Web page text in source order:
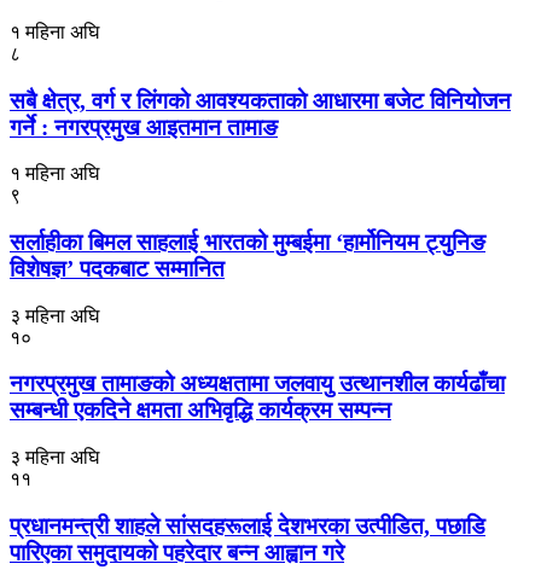
१ महिना अघि
८
सबै क्षेत्र, वर्ग र लिंगकाे आवश्यकताकाे आधारमा बजेट विनियाेजन
गर्ने : नगरप्रमुख आइतमान तामाङ
१ महिना अघि
९
सर्लाहीका बिमल साहलाई भारतको मुम्बईमा ‘हार्मोनियम ट्युनिङ
विशेषज्ञ’ पदकबाट सम्मानित
३ महिना अघि
१०
नगरप्रमुख तामाङको अध्यक्षतामा जलवायु उत्थानशील कार्यढाँचा
सम्बन्धी एकदिने क्षमता अभिवृद्धि कार्यक्रम सम्पन्न
३ महिना अघि
११
प्रधानमन्त्री शाहले सांसदहरूलाई देशभरका उत्पीडित, पछाडि
पारिएका समुदायको पहरेदार बन्न आह्वान गरे